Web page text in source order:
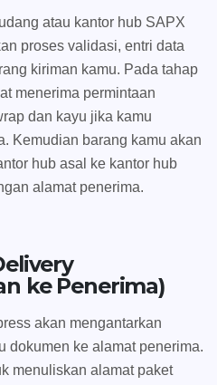
atau kantor hub SAPX
proses validasi, entri data
kiriman kamu. Pada tahap
menerima permintaan
dan kayu jika kamu
Kemudian barang kamu akan
hub asal ke kantor hub
alamat penerima.
ke Penerima)
akan mengantarkan
dokumen ke alamat penerima.
menuliskan alamat paket